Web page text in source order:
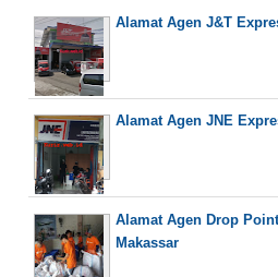
Alamat Agen J&T
Alamat Agen JNE
Alamat Agen Drop
Makassar